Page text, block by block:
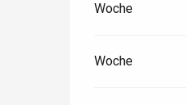
Woche
Woche